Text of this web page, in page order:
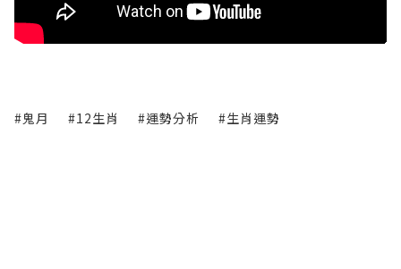
#鬼月 #12生肖 #運勢分析 #生肖運勢